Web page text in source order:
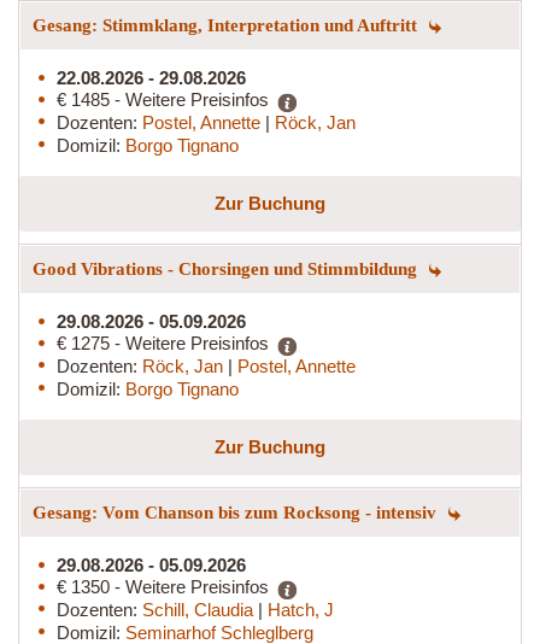
Gesang: Stimmklang, Interpretation und Auftritt
22.08.2026 - 29.08.2026
€ 1485 - Weitere Preisinfos
Dozenten: Postel, Annette | Röck, Jan
Domizil: Borgo Tignano
Zur Buchung
Good Vibrations - Chorsingen und Stimmbildung
29.08.2026 - 05.09.2026
€ 1275 - Weitere Preisinfos
Dozenten: Röck, Jan | Postel, Annette
Domizil: Borgo Tignano
Zur Buchung
Gesang: Vom Chanson bis zum Rocksong - intensiv
29.08.2026 - 05.09.2026
€ 1350 - Weitere Preisinfos
Dozenten: Schill, Claudia | Hatch, J
Domizil: Seminarhof Schleglberg